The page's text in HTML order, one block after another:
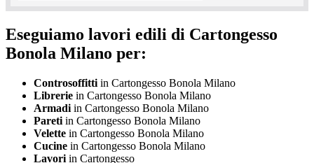
Eseguiamo lavori edili di Cartongesso
Bonola Milano per:
Controsoffitti in Cartongesso Bonola Milano
Librerie in Cartongesso Bonola Milano
Armadi in Cartongesso Bonola Milano
Pareti in Cartongesso Bonola Milano
Velette in Cartongesso Bonola Milano
Cucine in Cartongesso Bonola Milano
Lavori in Cartongesso